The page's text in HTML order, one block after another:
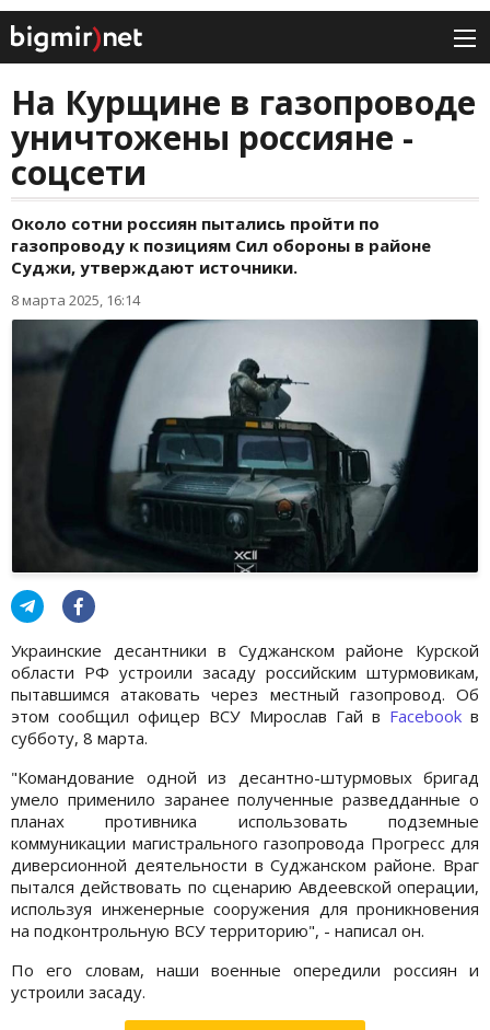
На Курщине в газопроводе
уничтожены россияне -
соцсети
Около сотни россиян пытались пройти по
газопроводу к позициям Сил обороны в районе
Суджи, утверждают источники.
8 марта 2025, 16:14
Украинские десантники в Суджанском районе Курской
области РФ устроили засаду российским штурмовикам,
пытавшимся атаковать через местный газопровод. Об
этом сообщил офицер ВСУ Мирослав Гай в Facebook в
субботу, 8 марта.
"Командование одной из десантно-штурмовых бригад
умело применило заранее полученные разведданные о
планах противника использовать подземные
коммуникации магистрального газопровода Прогресс для
диверсионной деятельности в Суджанском районе. Враг
пытался действовать по сценарию Авдеевской операции,
используя инженерные сооружения для проникновения
на подконтрольную ВСУ территорию", - написал он.
По его словам, наши военные опередили россиян и
устроили засаду.